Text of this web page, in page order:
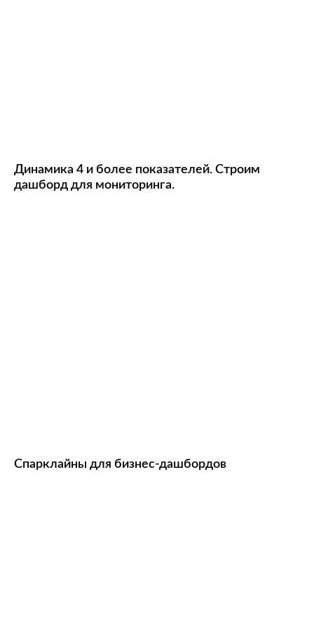
Динамика 4 и более показателей. Строим
дашборд для мониторинга.
Спарклайны для бизнес-дашбордов